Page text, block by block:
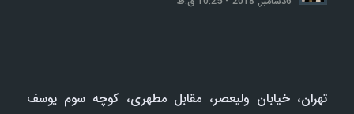
تھران، خيابان وليعصر، مقابل مطھری، کوچه سوم يوسف